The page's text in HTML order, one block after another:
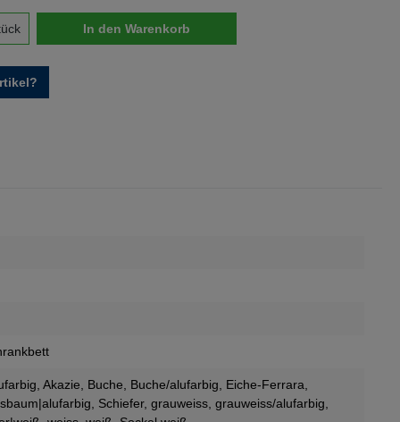
Gib den gewünschten Wert ein
In den Warenkorb
, Akazie, Buche, Buche/alufarbig, Eiche-Ferrara,
, Schiefer, grauweiss, grauweiss/alufarbig,